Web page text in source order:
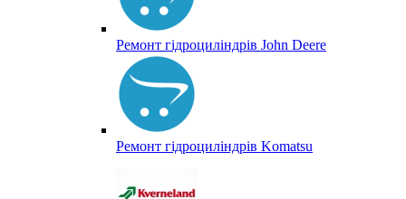
Ремонт гідроциліндрів John Deere
Ремонт гідроциліндрів Komatsu